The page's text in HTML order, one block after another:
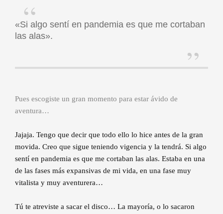
«Si algo sentí en pandemia es que me cortaban
las alas».
Pues escogiste un gran momento para estar ávido de
aventura…
Jajaja. Tengo que decir que todo ello lo hice antes de la gran
movida. Creo que sigue teniendo vigencia y la tendrá. Si algo
sentí en pandemia es que me cortaban las alas. Estaba en una
de las fases más expansivas de mi vida, en una fase muy
vitalista y muy aventurera…
Tú te atreviste a sacar el disco… La mayoría, o lo sacaron